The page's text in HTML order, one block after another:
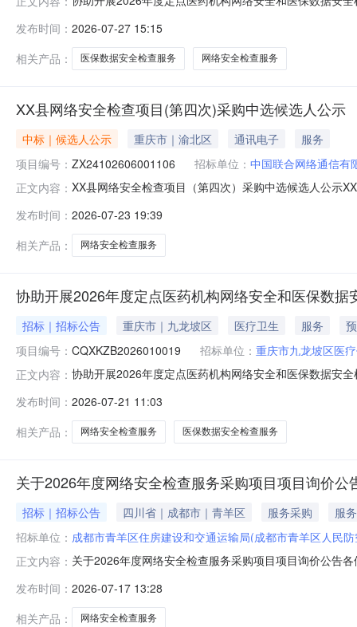
分最高最少参与供应商数量（开标条件）3家项目允许最
重庆九龙坡分公司二
发布时间： 2026-07-27 15:15
相关产品：
医保数据安全检查服务 网络安全检查服务
XX县网络安全检查项目(第四次)采购中选候选人公示
中标｜候选人公示 重庆市｜渝北区 通讯电子
服务
项目编号： ZX24102606001106 招标单位： 中国联合网络通信有
正文内容： XX县网络安全检查项目（第四次）采购中选候选人公示
溪县蓝翔电脑有限责任公司不含增值税价64500元，价
发布时间： 2026-07-23 19:39
相关产品：
网络安全检查服务
协助开展2026年度定点医药机构网络安全和医保数
招标｜招标公告 重庆市｜九龙坡区 医疗卫生 服务
项目编号： CQXKZB2026010019 招标单位： 重庆市九龙坡区医
正文内容： 协助开展2026年度定点医药机构网络安全和医保数据安
类价格类型：总价包1（标的物种数：1）最大成交供应
机构网络安全和医
发布时间： 2026-07-21 11:03
相关产品：
网络安全检查服务 医保数据安全检查服务
关于2026年度网络安全检查服务采购项目项目询价公
招标｜招标公告 四川省｜成都市｜青羊区 服务采购
服务
招标单位： 成都市青羊区住房建设和交通运输局(成都市青羊区人民
正文内容： 关于2026年度网络安全检查服务采购项目项目询价公告
业的网络安全检查服务。本次服务旨在通过专业团队，
年。服务内容与要求:1.计算机终端安全账
发布时间： 2026-07-17 13:28
相关产品：
网络安全检查服务